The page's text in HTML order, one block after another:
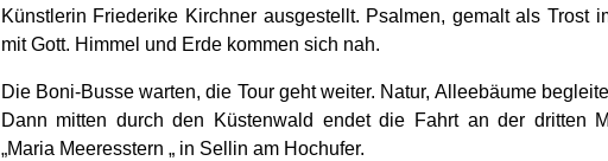
Künstlerin Friederike Kirchner ausgestellt. Psalmen, gemalt als Trost
mit Gott. Himmel und Erde kommen sich nah.
Die Boni-Busse warten, die Tour geht weiter. Natur, Alleebäume
Dann mitten durch den Küstenwald endet die Fahrt an der dritten
„Maria Meeresstern „ in Sellin am Hochufer.